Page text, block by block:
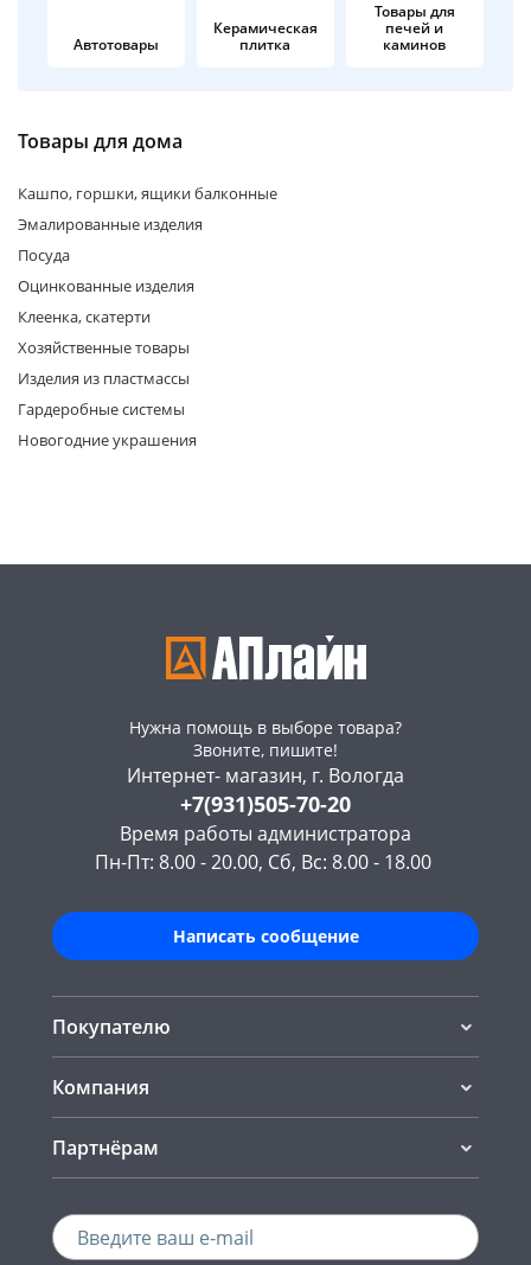
Автотовары
Керамическая
плитка
Товары для
печей и
каминов
Товары для дома
Кашпо, горшки, ящики балконные
Эмалированные изделия
Посуда
Оцинкованные изделия
Клеенка, скатерти
Хозяйственные товары
Изделия из пластмассы
Гардеробные системы
Новогодние украшения
Нужна помощь в выборе товара?
Звоните, пишите!
Интернет- магазин, г. Вологда
+7(931)505-70-20
Время работы администратора
Пн-Пт: 8.00 - 20.00, Сб, Вс: 8.00 - 18.00
Написать сообщение
Покупателю
Компания
Партнёрам